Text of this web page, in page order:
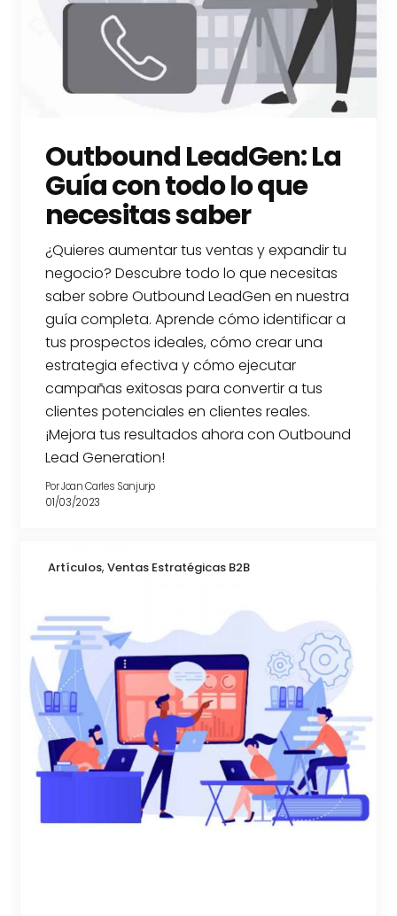
Outbound LeadGen: La
Guía con todo lo que
necesitas saber
¿Quieres aumentar tus ventas y expandir tu
negocio? Descubre todo lo que necesitas
saber sobre Outbound LeadGen en nuestra
guía completa. Aprende cómo identificar a
tus prospectos ideales, cómo crear una
estrategia efectiva y cómo ejecutar
campañas exitosas para convertir a tus
clientes potenciales en clientes reales.
¡Mejora tus resultados ahora con Outbound
Lead Generation!
PorJoan Carles Sanjurjo
01/03/2023
Artículos,Ventas Estratégicas B2B